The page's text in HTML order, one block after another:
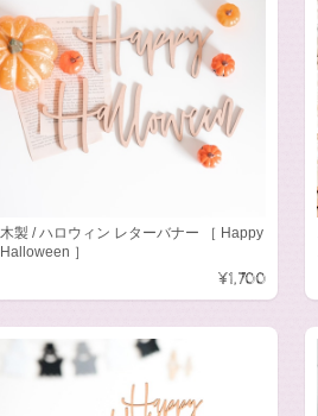
木製 / ハロウィン レターバナー ［ Happy
Halloween ］
¥1,700